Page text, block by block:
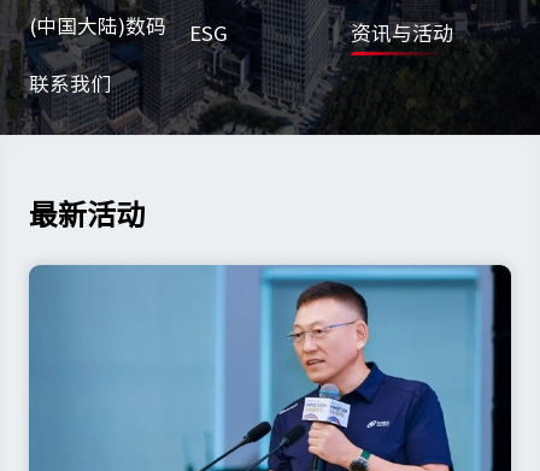
(中国大陆)数码 ESG 资讯与活动
联系我们
最新活动